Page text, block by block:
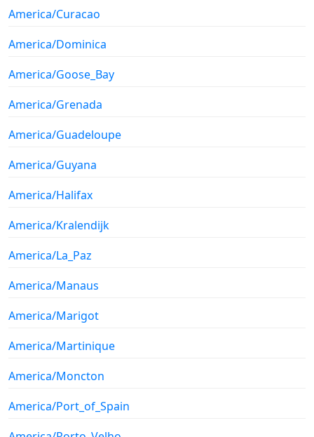
America/Curacao
America/Dominica
America/Goose_Bay
America/Grenada
America/Guadeloupe
America/Guyana
America/Halifax
America/Kralendijk
America/La_Paz
America/Manaus
America/Marigot
America/Martinique
America/Moncton
America/Port_of_Spain